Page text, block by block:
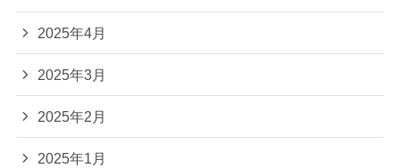
2025年4月
2025年3月
2025年2月
2025年1月